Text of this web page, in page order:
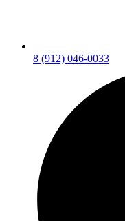
8 (912) 046-0033